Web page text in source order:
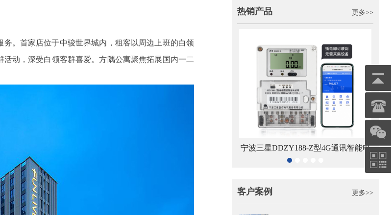
。首家店位于中骏世界城内，租客以周边上班的白领
动，深受白领客群喜爱。方隅公寓聚焦拓展国内一二
热销产品 更多>>
杭州海兴DDZY208-Z型RS485通讯智 青岛
客户案例 更多>>